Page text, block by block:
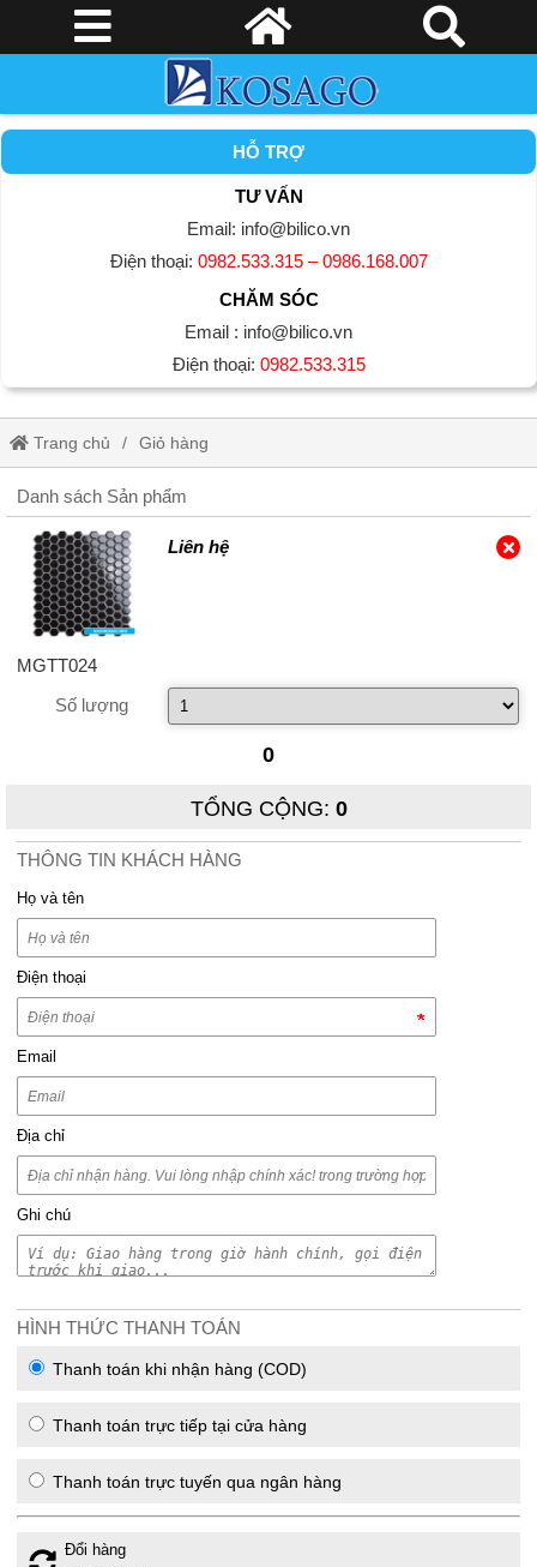
HỖ TRỢ
TƯ VẤN
Email: info@bilico.vn
Điện thoại: 0982.533.315 – 0986.168.007
CHĂM SÓC
Email : info@bilico.vn
Điện thoại: 0982.533.315
Trang chủ Giỏ hàng
Danh sách Sản phẩm
Liên hệ
MGTT024
Số lượng
0
TỔNG CỘNG: 0
THÔNG TIN KHÁCH HÀNG
Họ và tên
Điện thoại
Email
Địa chỉ
Ghi chú
HÌNH THỨC THANH TOÁN
Thanh toán khi nhận hàng (COD)
Thanh toán trực tiếp tại cửa hàng
Thanh toán trực tuyến qua ngân hàng
Đổi hàng